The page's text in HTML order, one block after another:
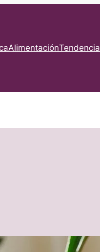
AlimentaciónTendencia